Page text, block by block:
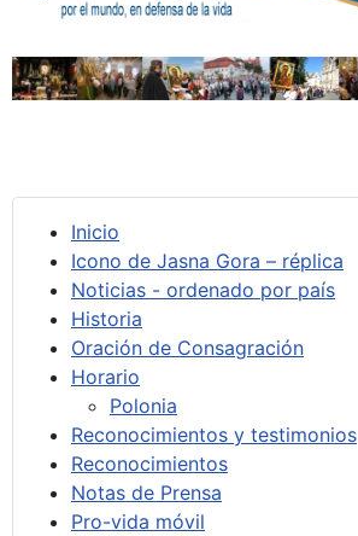
Inicio
Icono de Jasna Gora – réplica
Noticias - ordenado por país
Historia
Oración de Consagración
Horario
Polonia
Reconocimientos y testimonios
Reconocimientos
Notas de Prensa
Pro-vida móvil